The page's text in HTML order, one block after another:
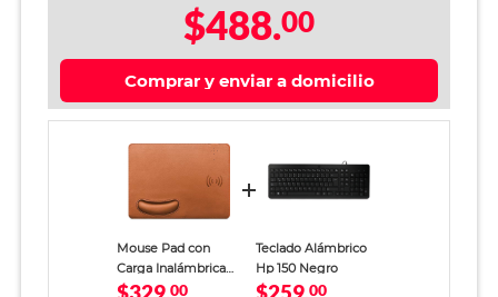
$488.00
Comprar y enviar a domicilio
Mouse Pad con
Carga Inalámbrica
Spectra 00
Teclado Alámbrico
Hp 150 Negro
00